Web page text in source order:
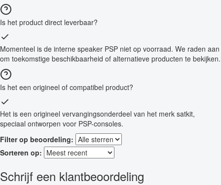
Is het product direct leverbaar?
Momenteel is de interne speaker PSP niet op voorraad. We raden aan
om toekomstige beschikbaarheid of alternatieve producten te bekijken.
Is het een origineel of compatibel product?
Het is een origineel vervangingsonderdeel van het merk satkit,
speciaal ontworpen voor PSP-consoles.
Filter op beoordeling:
Sorteren op:
Schrijf een klantbeoordeling